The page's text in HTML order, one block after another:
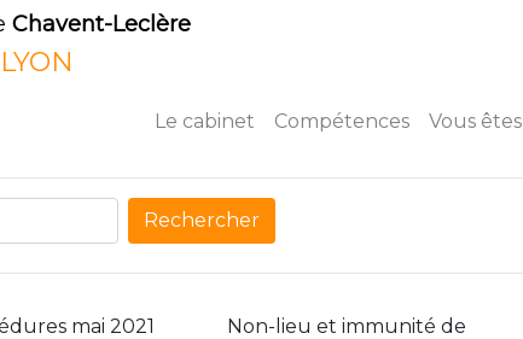
Chavent-Leclère
Le cabinet Compétences Vous êtes
Rechercher
mai 2021
Non-lieu et immunité de